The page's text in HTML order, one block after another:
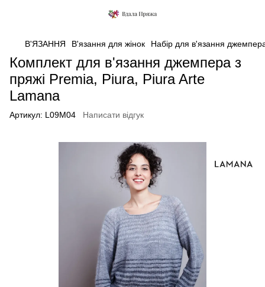
В'ЯЗАННЯ В'язання для жінок Набір для в'язання
Комплект для в'язання джемпера з
пряжі Premia, Piura, Piura Arte
Lamana
Артикул: L09M04 Написати відгук